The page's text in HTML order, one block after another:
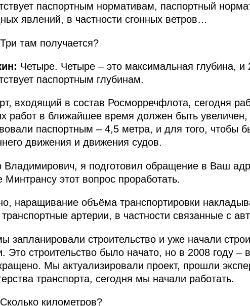
паспортным нормативам, паспортный
явлений, в частности сгонных ветров…
Три там получается?
Четыре. Четыре – это максимальная глубина, и
паспортным глубинам.
входящий в состав Росморречфлота, сегодня
работ в ближайшее время должен быть увеличен,
паспортным – 4,5 метра, и для того, чтобы
движения и движения судов.
я подготовил обращение в Ваш
Минтрансу этот вопрос проработать.
наращивание объёма транспортировки
транспортные артерии, в частности связанные с
запланировали строительство и уже начали
Это строительство было начато, но в 2008 году –
Мы актуализировали проект, прошли
транспорта, сегодня мы начали работать.
Сколько километров?